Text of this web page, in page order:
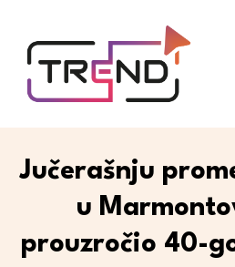
Jučerašnju
u
prouzročio 40-